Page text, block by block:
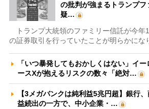
の批判が強まるトランプ
疑…
トランプ大統領のファミリー信託が今年
の証券取引を行っていたことが明らかにな
「いつ暴発してもおかしくはない」イ
ースXが抱えるリスクの数々「絶対…
【3メガバンクは純利益5兆円超】銀行
益続出の一方で、中小企業・…